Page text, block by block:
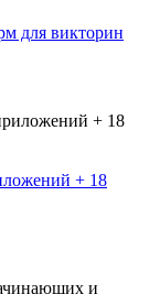
для викторин
+ 18